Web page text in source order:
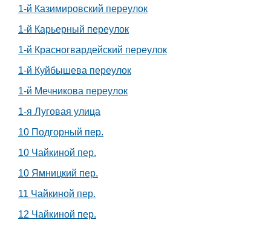
1-й Казимировский переулок
1-й Карьерный переулок
1-й Красногвардейский переулок
1-й Куйбышева переулок
1-й Мечникова переулок
1-я Луговая улица
10 Подгорный пер.
10 Чайкиной пер.
10 Ямницкий пер.
11 Чайкиной пер.
12 Чайкиной пер.